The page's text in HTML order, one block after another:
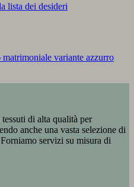
lista dei desideri
variante azzurro
di alta qualità per
anche una vasta selezione di
servizi su misura di